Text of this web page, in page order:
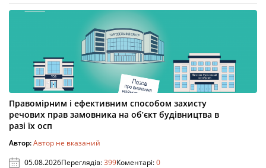
Правомірним і ефективним способом захисту
речових прав замовника на об’єкт будівництва в
разі їх осп
Автор:Автор не вказаний
05.08.2026Переглядів:399Коментарі:0